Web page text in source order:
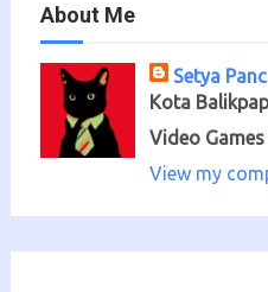
About Me
Setya
Kota
Video
View my